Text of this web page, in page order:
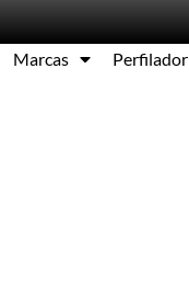
Marcas Perfilador
Equipos